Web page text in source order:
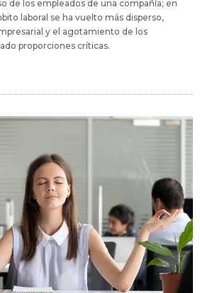
de los empleados de una compañía; en
laboral se ha vuelto más disperso,
y el agotamiento de los
proporciones críticas.